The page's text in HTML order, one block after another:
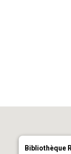
Bibliothèque